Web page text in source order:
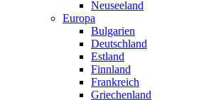
Neuseeland
Europa
Bulgarien
Deutschland
Estland
Finnland
Frankreich
Griechenland